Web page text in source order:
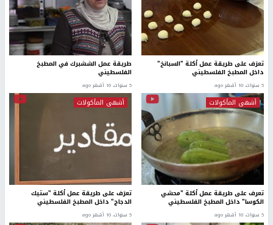
تعرَف على طريقة عمل أكلة "السبانخ"
داخل المطبخ الفلسطيني
5 سنوات، 10 أشهر ago
طريقة عمل الششبرك في المطبخ
الفلسطيني
5 سنوات، 10 أشهر ago
أشهى المأكولات
تعرف على طريقة عمل أكلة "محشي
الكوسا" داخل المطبخ الفلسطيني
5 سنوات، 10 أشهر ago
أشهى المأكولات
تعرَف على طريقة عمل أكلة "ستيك
الدجاج" داخل المطبخ الفلسطيني
5 سنوات، 10 أشهر ago